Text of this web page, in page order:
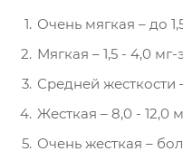
Очень мягкая – до
Мягкая – 1,5 - 4,0 мг-
Средней жесткости
Жесткая – 8,0 - 12,0
Очень жесткая –